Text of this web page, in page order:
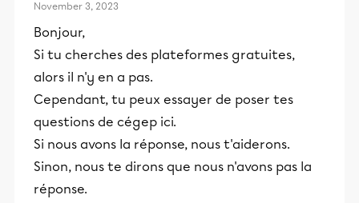
November 3, 2023
Bonjour,
Si tu cherches des plateformes gratuites,
alors il n'y en a pas.
Cependant, tu peux essayer de poser tes
questions de cégep ici.
Si nous avons la réponse, nous t'aiderons.
Sinon, nous te dirons que nous n'avons pas la
réponse.